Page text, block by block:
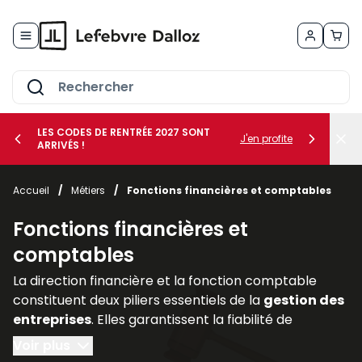
le sous-menu Vos métiers
le sous-menu Vos besoins
LES CODES DE RENTRÉE 2027 SONT
ARRIVÉS !
J'en profite
Accueil / Métiers / Fonctions financières et comptables
Fonctions financières et
comptables
La direction financière et la fonction comptable
constituent deux piliers essentiels de la gestion des
entreprises. Elles garantissent la fiabilité de
l’information financière, assurent la